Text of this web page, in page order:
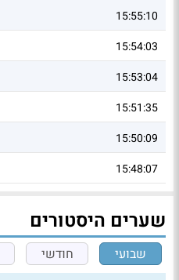
15:55:10
15:54:03
15:53:04
15:51:35
15:50:09
15:48:07
שערים היסטורים
שבועי חודשי